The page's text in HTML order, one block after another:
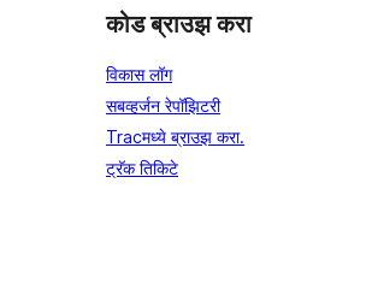
कोड ब्राउझ करा
विकास लॉग
सबव्हर्जन रेपॉझिटरी
Tracमध्ये ब्राउझ करा.
ट्रॅक तिकिटे